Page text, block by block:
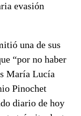
evasión
una de sus
“por no haber
María Lucía
Pinochet
diario de hoy